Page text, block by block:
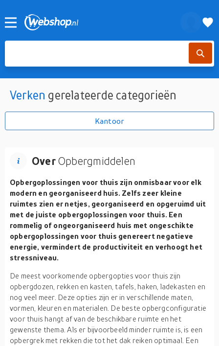
Verken gerelateerde categorieën
Kantoor
OverOpbergmiddelen
Opbergoplossingen voor thuis zijn onmisbaar voor elk
modern en georganiseerd huis. Zelfs zeer kleine
ruimtes zien er netjes, georganiseerd en opgeruimd uit
met de juiste opbergoplossingen voor thuis. Een
rommelig of ongeorganiseerd huis met ongeschikte
opbergoplossingen voor thuis genereert negatieve
energie, vermindert de productiviteit en verhoogt het
stressniveau.
De meest voorkomende opbergopties voor thuis zijn
opbergdozen, rekken en kasten, tafels, haken, ladekasten en
nog veel meer. Deze opties zijn er in verschillende maten,
vormen, kleuren en materialen. De beste opbergconfiguratie
voor thuis hangt af van de beschikbare ruimte en het
gewenste thema. Als er bijvoorbeeld minder ruimte is, is een
opbergrek met rekken die tot het dak reiken optimaal. Een